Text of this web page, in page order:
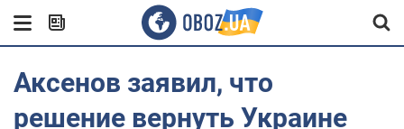
Аксенов заявил, что
решение вернуть Украине